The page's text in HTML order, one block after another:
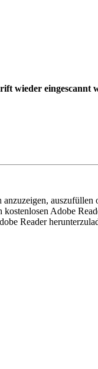
wieder eingescannt
auszufüllen
kostenlosen Adobe
Reader